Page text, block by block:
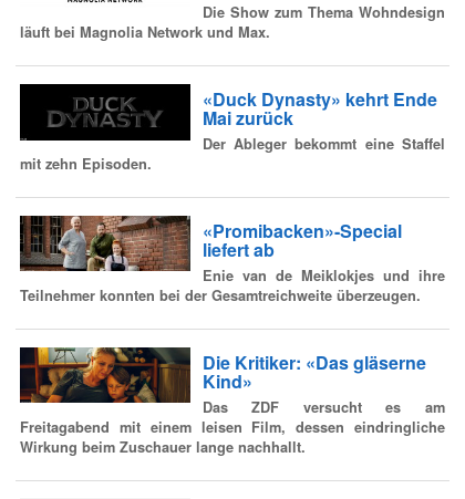
Die Show zum Thema Wohndesign
läuft bei Magnolia Network und Max.
«Duck Dynasty» kehrt Ende
Mai zurück
Der Ableger bekommt eine Staffel
mit zehn Episoden.
«Promibacken»-Special
liefert ab
Enie van de Meiklokjes und ihre
Teilnehmer konnten bei der Gesamtreichweite überzeugen.
Die Kritiker: «Das gläserne
Kind»
Das ZDF versucht es am
Freitagabend mit einem leisen Film, dessen eindringliche
Wirkung beim Zuschauer lange nachhallt.